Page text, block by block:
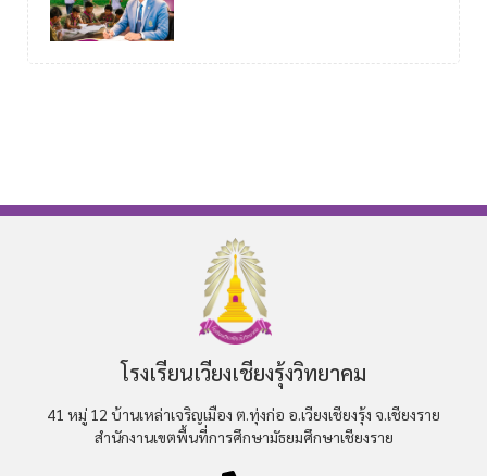
โรงเรียนเวียงเชียงรุ้งวิทยาคม
41 หมู่ 12 บ้านเหล่าเจริญเมือง ต.ทุ่งก่อ อ.เวียงเชียงรุ้ง จ.เชียงราย
สำนักงานเขตพื้นที่การศึกษามัธยมศึกษาเชียงราย